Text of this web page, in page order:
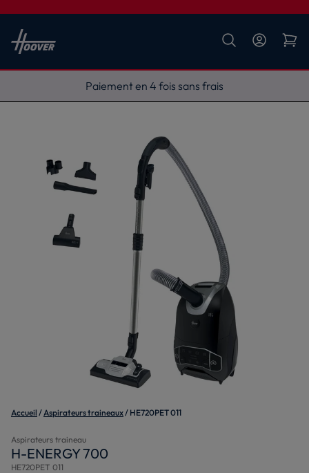
Livraison gratuite
Accueil Aspirateurs traineaux HE720PET 011
Aspirateurs traineau
H-ENERGY 700
HE720PET 011